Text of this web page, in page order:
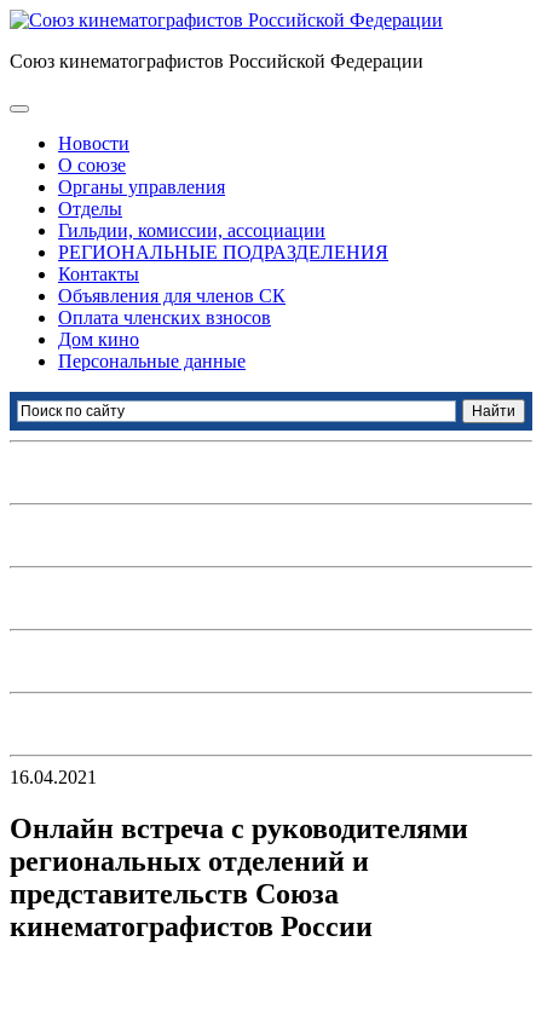
Союз кинематографистов Российской Федерации
Новости
О союзе
Органы управления
Отделы
Гильдии, комиссии, ассоциации
РЕГИОНАЛЬНЫЕ ПОДРАЗДЕЛЕНИЯ
Контакты
Объявления для членов СК
Оплата членских взносов
Дом кино
Персональные данные
16.04.2021
Онлайн встреча с руководителями
региональных отделений и
представительств Союза
кинематографистов России